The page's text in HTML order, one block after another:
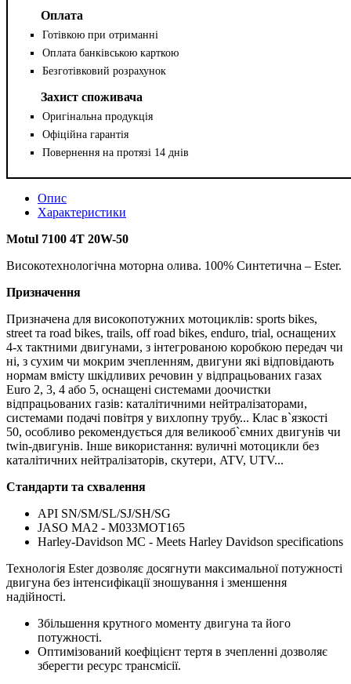
Оплата
Готівкою при отриманні
Оплата банківською карткою
Безготівковий розрахунок
Захист споживача
Оригінальна продукція
Офіційна гарантія
Повернення на протязі 14 днів
Опис
Характеристики
Motul 7100 4T 20W-50
Високотехнологічна моторна олива. 100% Синтетична – Ester.
Призначення
Призначена для високопотужних мотоциклів: sports bikes,
street та road bikes, trails, off road bikes, enduro, trial, оснащених
4-х тактними двигунами, з інтегрованою коробкою передач чи
ні, з сухим чи мокрим зчепленням, двигуни які відповідають
нормам вмісту шкідливих речовин у відпрацьованих газах
Euro 2, 3, 4 або 5, оснащені системами доочистки
відпрацьованих газів: каталітичними нейтралізаторами,
системами подачі повітря у вихлопну трубу... Клас в`язкості
50, особливо рекомендується для великооб`ємних двигунів чи
twin-двигунів. Інше використання: вуличні мотоцикли без
каталітичних нейтралізаторів, скутери, ATV, UTV...
Стандарти та схвалення
API SN/SM/SL/SJ/SH/SG
JASO MA2 - M033MOT165
Harley-Davidson MC - Meets Harley Davidson specifications
Технологія Ester дозволяє досягнути максимальної потужності
двигуна без інтенсифікації зношування і зменшення
надійності.
Збільшення крутного моменту двигуна та його
потужності.
Оптимізований коефіцієнт тертя в зчепленні дозволяє
зберегти ресурс трансмісії.